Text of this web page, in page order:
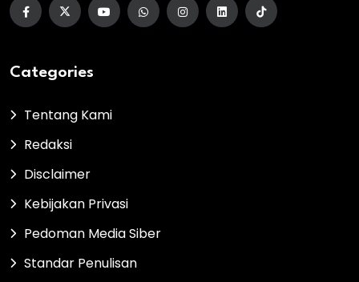
Categories
Tentang Kami
Redaksi
Disclaimer
Kebijakan Privasi
Pedoman Media Siber
Standar Penulisan